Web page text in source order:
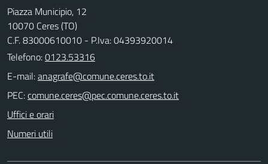
Piazza Municipio, 12
10070 Ceres (TO)
C.F. 83000610010 - P.Iva: 04393920014
Telefono:0123.53316
E-mail:
PEC:
Uffici e orari
Numeri utili